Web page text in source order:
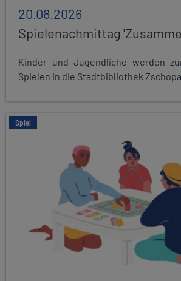
20.08.2026
Spielenachmittag
Kinder und Jugendliche werden
Spielen in die Stadtbibliothek
Spiel